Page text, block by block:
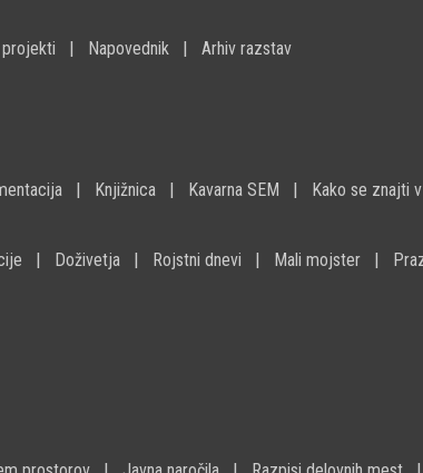
projekti Napovednik Arhiv razstav
Knjižnica Kavarna SEM Kako se znajti
Doživetja Rojstni dnevi Mali mojster